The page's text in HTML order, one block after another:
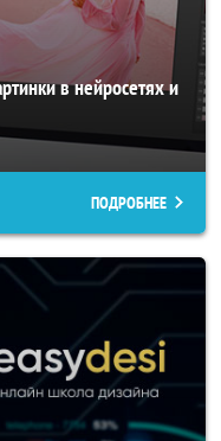
в нейросетях и
ПОДРОБНЕЕ